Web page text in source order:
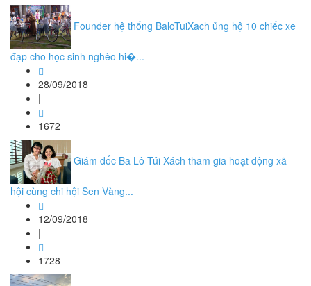
Founder hệ thống BaloTuiXach ủng hộ 10 chiếc xe
đạp cho học sinh nghèo hi�...
28/09/2018
|
1672
Giám đốc Ba Lô Túi Xách tham gia hoạt động xã
hội cùng chi hội Sen Vàng...
12/09/2018
|
1728